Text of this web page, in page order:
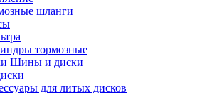
шланги
тормозные
Шины и диски
для литых дисков